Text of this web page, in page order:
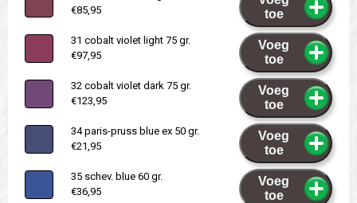
€85,95
toe
31 cobalt violet light 75 gr.
€97,95
Voeg
toe
32 cobalt violet dark 75 gr.
€123,95
Voeg
toe
34 paris-pruss blue ex 50 gr.
€21,95
Voeg
toe
35 schev. blue 60 gr.
€36,95
Voeg
toe